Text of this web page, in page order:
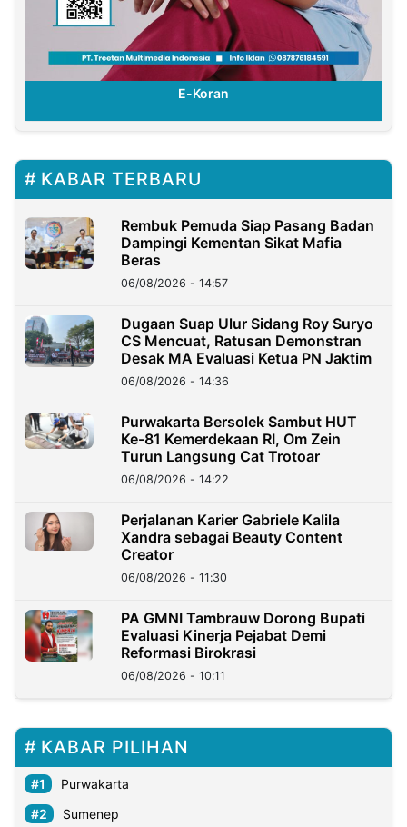
E-Koran
KABAR TERBARU
Rembuk Pemuda Siap Pasang Badan
Dampingi Kementan Sikat Mafia
Beras
06/08/2026 - 14:57
Dugaan Suap Ulur Sidang Roy Suryo
CS Mencuat, Ratusan Demonstran
Desak MA Evaluasi Ketua PN Jaktim
06/08/2026 - 14:36
Purwakarta Bersolek Sambut HUT
Ke-81 Kemerdekaan RI, Om Zein
Turun Langsung Cat Trotoar
06/08/2026 - 14:22
Perjalanan Karier Gabriele Kalila
Xandra sebagai Beauty Content
Creator
06/08/2026 - 11:30
PA GMNI Tambrauw Dorong Bupati
Evaluasi Kinerja Pejabat Demi
Reformasi Birokrasi
06/08/2026 - 10:11
KABAR PILIHAN
Purwakarta
Sumenep